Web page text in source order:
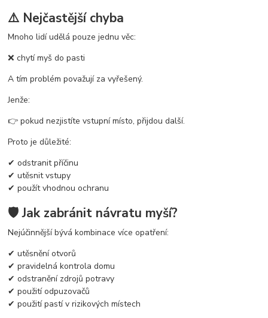
⚠️ Nejčastější chyba
Mnoho lidí udělá pouze jednu věc:
❌ chytí myš do pasti
A tím problém považují za vyřešený.
Jenže:
👉 pokud nezjistíte vstupní místo, přijdou další.
Proto je důležité:
✔ odstranit příčinu
✔ utěsnit vstupy
✔ použít vhodnou ochranu
🛡️ Jak zabránit návratu myší?
Nejúčinnější bývá kombinace více opatření:
✔ utěsnění otvorů
✔ pravidelná kontrola domu
✔ odstranění zdrojů potravy
✔ použití odpuzovačů
✔ použití pastí v rizikových místech